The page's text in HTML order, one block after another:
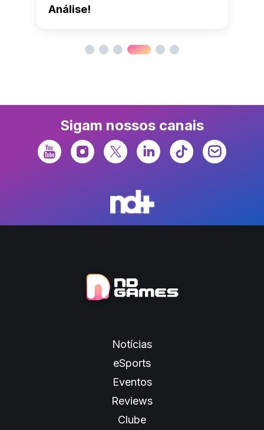
Análise!
Sigam nossos canais
Notícias
eSports
Eventos
Reviews
Clube